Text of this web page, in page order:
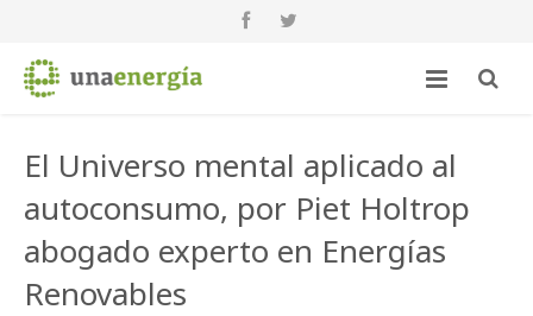
El Universo mental aplicado al
autoconsumo, por Piet Holtrop
abogado experto en Energías
Renovables